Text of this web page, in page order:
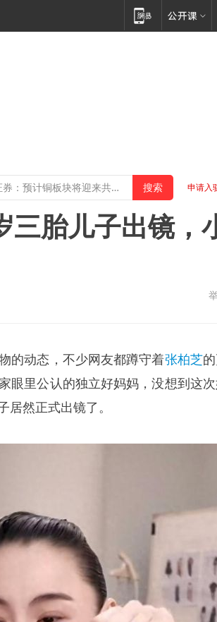
申请入
三胎儿子出镜，
的动态，不少网友都蹲守着张柏芝
眼里公认的独立好妈妈，没想到这
居然正式出镜了。